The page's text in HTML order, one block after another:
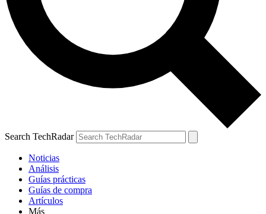
Search TechRadar
Noticias
Análisis
Guías prácticas
Guías de compra
Artículos
Más